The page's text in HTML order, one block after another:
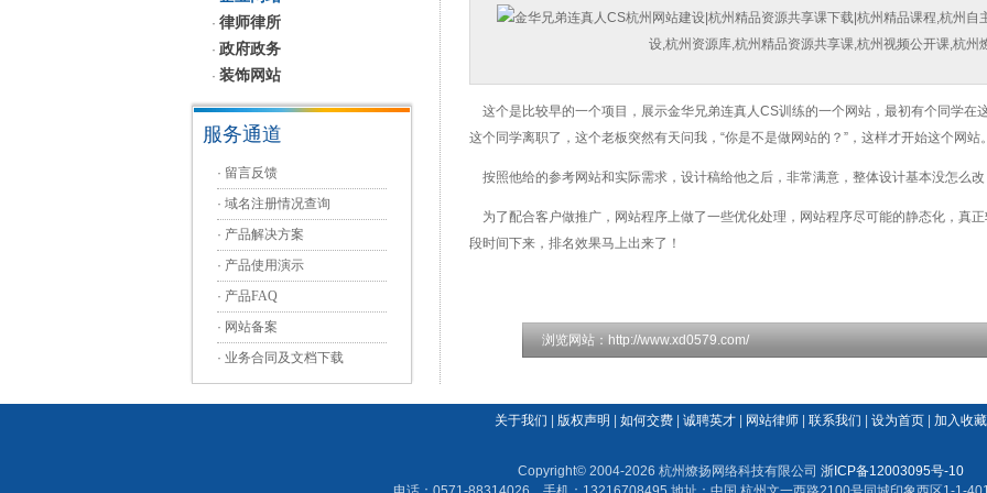
· 律师律所
· 政府政务
· 装饰网站
服务通道
· 留言反馈
· 域名注册情况查询
· 产品解决方案
· 产品使用演示
· 产品FAQ
· 网站备案
· 业务合同及文档下载
这个是比较早的一个项目，展示金华兄弟连真人CS训练的一个网站，最初有个同学在
这个同学离职了，这个老板突然有天问我，“你是不是做网站的？”，这样才开始这个网站
按照他给的参考网站和实际需求，设计稿给他之后，非常满意，整体设计基本没怎么
为了配合客户做推广，网站程序上做了一些优化处理，网站程序尽可能的静态化，真
段时间下来，排名效果马上出来了！
浏览网站： http://www.xd0579.com/
关于我们 版权声明 如何交费| 诚聘英才| 网站律师| 联系我们 设为首页| 加入收藏
Copyright© 2004-2026 杭州燎扬网络科技有限公司 浙ICP备12003095号-10